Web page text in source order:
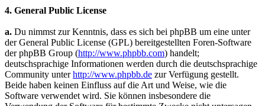
4. General Public License
a. Du nimmst zur Kenntnis, dass es sich bei phpBB um eine unter
der General Public License (GPL) bereitgestellten Foren-Software
der phpBB Group (http://www.phpbb.com) handelt;
deutschsprachige Informationen werden durch die deutschsprachige
Community unterhttp://www.phpbb.de zur Verfügung gestellt.
Beide haben keinen Einfluss auf die Art und Weise, wie die
Software verwendet wird. Sie können insbesondere die